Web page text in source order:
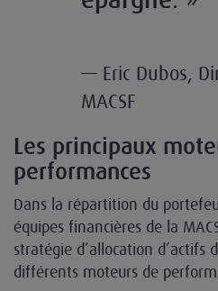
— Eric Dubos,
MACSF
Les principaux
performances
Dans la répartition du
équipes financières de la
stratégie d’allocation d’actifs
différents moteurs de